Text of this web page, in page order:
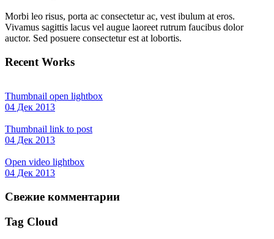
Morbi leo risus, porta ac consectetur ac, vest ibulum at eros.
Vivamus sagittis lacus vel augue laoreet rutrum faucibus dolor
auctor. Sed posuere consectetur est at lobortis.
Recent Works
Thumbnail open lightbox
04 Дек 2013
Thumbnail link to post
04 Дек 2013
Open video lightbox
04 Дек 2013
Свежие комментарии
Tag Cloud